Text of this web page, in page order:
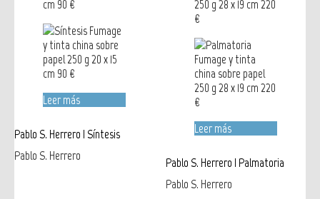
Leer más
Pablo S. Herrero | Síntesis
Pablo S. Herrero
Leer más
Pablo S. Herrero | Palmatoria
Pablo S. Herrero